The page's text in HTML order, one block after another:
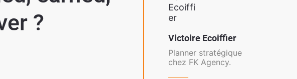
?
Victoire Ecoiffier
Planner stratégique
chez FK Agency.